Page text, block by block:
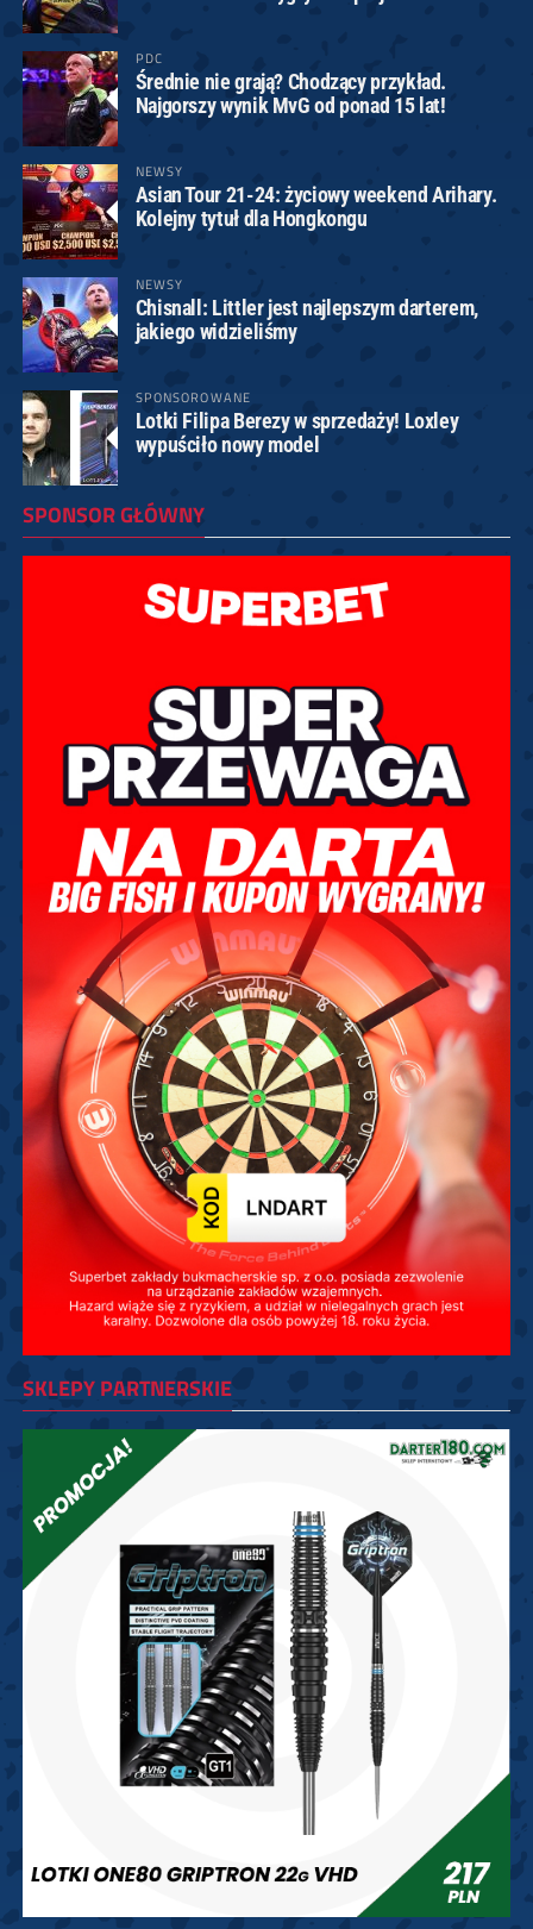
PDC
Średnie nie grają? Chodzący przykład.
Najgorszy wynik MvG od ponad 15 lat!
NEWSY
Asian Tour 21-24: życiowy weekend Arihary.
Kolejny tytuł dla Hongkongu
NEWSY
Chisnall: Littler jest najlepszym darterem,
jakiego widzieliśmy
SPONSOROWANE
Lotki Filipa Berezy w sprzedaży! Loxley
wypuściło nowy model
SPONSOR GŁÓWNY
SKLEPY PARTNERSKIE